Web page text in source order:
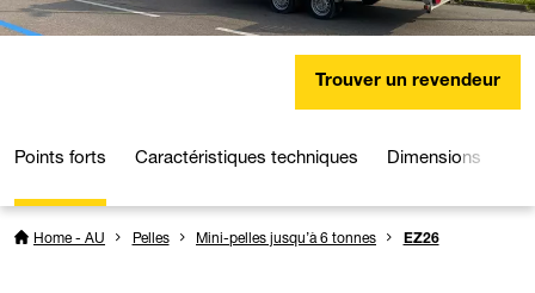
Trouver un revendeur
Points forts Caractéristiques techniques Dimensions
Home - AU Pelles Mini-pelles jusqu’à 6 tonnes EZ26